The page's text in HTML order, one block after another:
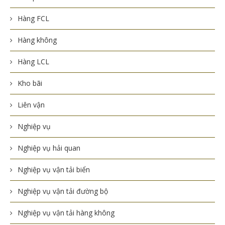
Hàng FCL
Hàng không
Hàng LCL
Kho bãi
Liên vận
Nghiệp vụ
Nghiệp vụ hải quan
Nghiệp vụ vận tải biển
Nghiệp vụ vận tải đường bộ
Nghiệp vụ vận tải hàng không